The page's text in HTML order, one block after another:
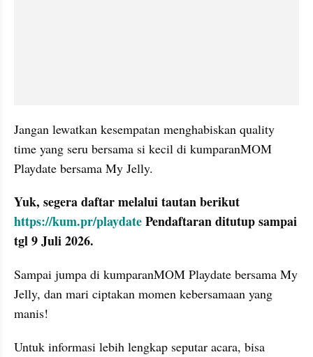
Jangan lewatkan kesempatan menghabiskan quality
time yang seru bersama si kecil di kumparanMOM
Playdate bersama My Jelly.
https://kum.pr/playdate Pendaftaran ditutup sampai
tgl 9 Juli 2026.
Sampai jumpa di kumparanMOM Playdate bersama My
Jelly, dan mari ciptakan momen kebersamaan yang
manis!
Untuk informasi lebih lengkap seputar acara, bisa